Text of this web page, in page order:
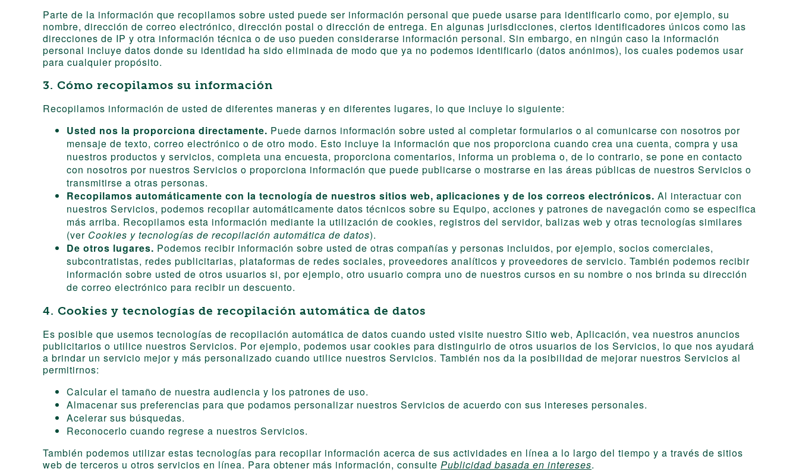
Parte de la información que recopilamos sobre usted puede ser información personal que puede usarse para identificarlo como, por ejemplo, su
nombre, dirección de correo electrónico, dirección postal o dirección de entrega. En algunas jurisdicciones, ciertos identificadores únicos como las
direcciones de IP y otra información técnica o de uso pueden considerarse información personal. Sin embargo, en ningún caso la información
personal incluye datos donde su identidad ha sido eliminada de modo que ya no podemos identificarlo (datos anónimos), los cuales podemos usar
para cualquier propósito.
3. Cómo recopilamos su información
Recopilamos información de usted de diferentes maneras y en diferentes lugares, lo que incluye lo siguiente:
Usted nos la proporciona directamente. Puede darnos información sobre usted al completar formularios o al comunicarse con nosotros por
mensaje de texto, correo electrónico o de otro modo. Esto incluye la información que nos proporciona cuando crea una cuenta, compra y usa
nuestros productos y servicios, completa una encuesta, proporciona comentarios, informa un problema o, de lo contrario, se pone en contacto
con nosotros por nuestros Servicios o proporciona información que puede publicarse o mostrarse en las áreas públicas de nuestros Servicios o
transmitirse a otras personas.
Recopilamos automáticamente con la tecnología de nuestros sitios web, aplicaciones y de los correos electrónicos. Al interactuar con
nuestros Servicios, podemos recopilar automáticamente datos técnicos sobre su Equipo, acciones y patrones de navegación como se especifica
más arriba. Recopilamos esta información mediante la utilización de cookies, registros del servidor, balizas web y otras tecnologías similares
(ver Cookies y tecnologías de recopilación automática de datos).
De otros lugares. Podemos recibir información sobre usted de otras compañías y personas incluidos, por ejemplo, socios comerciales,
subcontratistas, redes publicitarias, plataformas de redes sociales, proveedores analíticos y proveedores de servicio. También podemos recibir
información sobre usted de otros usuarios si, por ejemplo, otro usuario compra uno de nuestros cursos en su nombre o nos brinda su dirección
de correo electrónico para recibir un descuento.
4. Cookies y tecnologías de recopilación automática de datos
Es posible que usemos tecnologías de recopilación automática de datos cuando usted visite nuestro Sitio web, Aplicación, vea nuestros anuncios
publicitarios o utilice nuestros Servicios. Por ejemplo, podemos usar cookies para distinguirlo de otros usuarios de los Servicios, lo que nos ayudará
a brindar un servicio mejor y más personalizado cuando utilice nuestros Servicios. También nos da la posibilidad de mejorar nuestros Servicios al
permitirnos:
Calcular el tamaño de nuestra audiencia y los patrones de uso.
Almacenar sus preferencias para que podamos personalizar nuestros Servicios de acuerdo con sus intereses personales.
Acelerar sus búsquedas.
Reconocerlo cuando regrese a nuestros Servicios.
También podemos utilizar estas tecnologías para recopilar información acerca de sus actividades en línea a lo largo del tiempo y a través de sitios
web de terceros u otros servicios en línea. Para obtener más información, consulte Publicidad basada en intereses.